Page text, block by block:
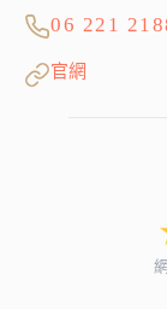
06 221
官網